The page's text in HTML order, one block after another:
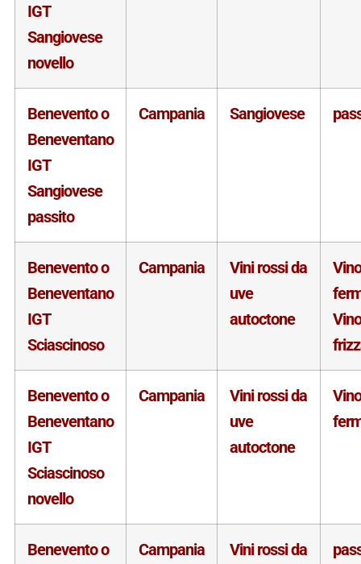
IGT
Sangiovese
novello
Benevento o
Beneventano
IGT
Sangiovese
passito
Campania Sangiovese
Benevento o
Beneventano
IGT
Sciascinoso
Campania
Vini rossi da
uve
autoctone
Vino
Vino
Benevento o
Beneventano
IGT
Sciascinoso
novello
Campania
Vini rossi da
uve
autoctone
Vino
Benevento o
Campania
Vini rossi da